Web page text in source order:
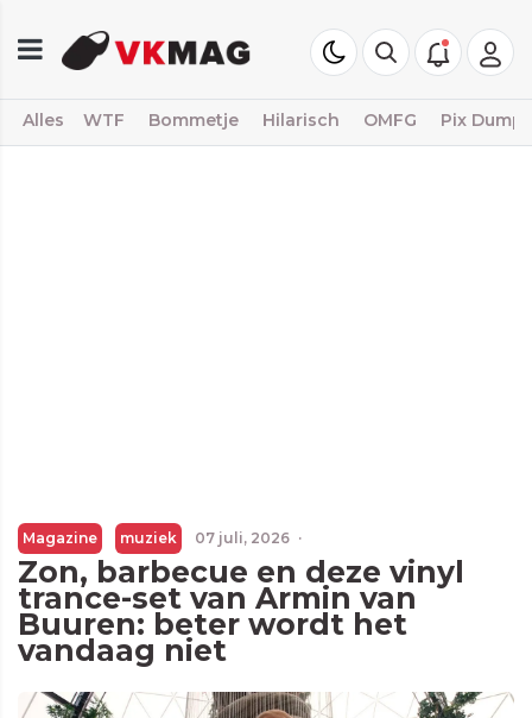
Alles WTF Bommetje Hilarisch OMFG Pix Dump
Magazine muziek 07 juli, 2026 ·
Zon, barbecue en deze vinyl
trance-set van Armin van
Buuren: beter wordt het
vandaag niet